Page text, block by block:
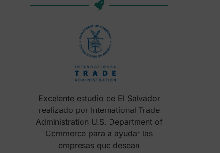
Excelente estudio de El Salvador
realizado por International Trade
Administration U.S. Department of
Commerce para a ayudar las
empresas que desean